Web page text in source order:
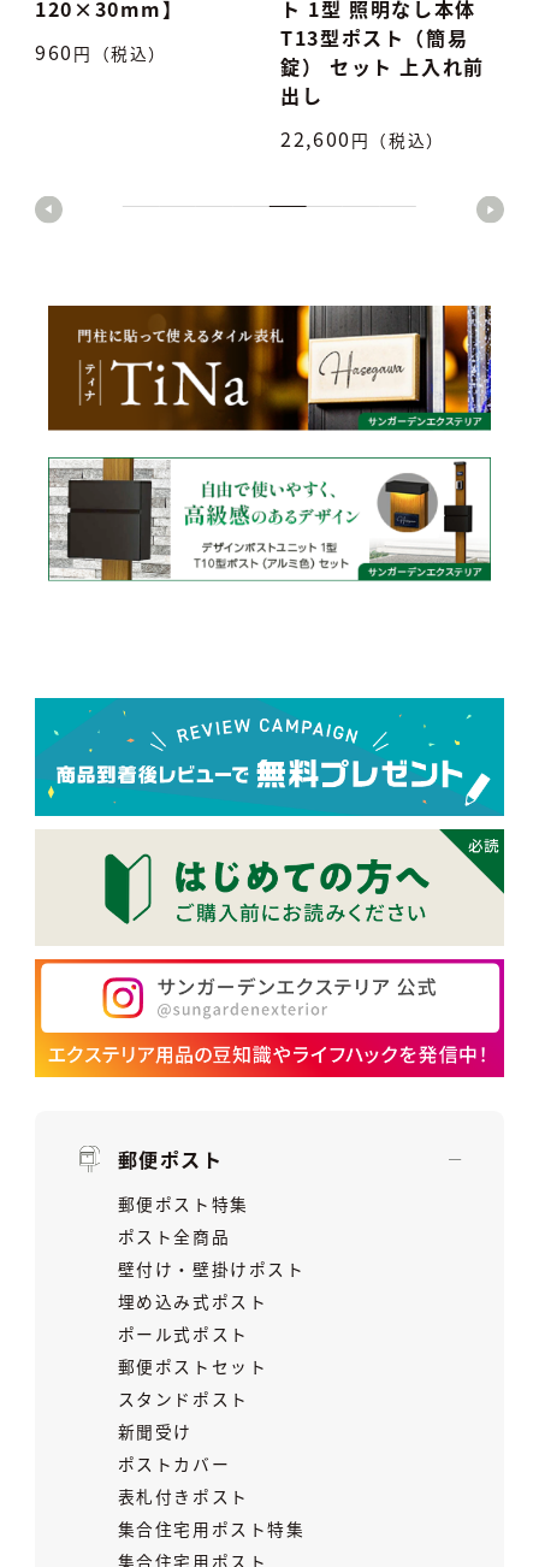
ト 1型 照明なし本体
錠） セット 上入れ前
ナ
7,500円（税込）
郵便ポスト
郵便ポスト特集
ポスト全商品
壁付け・壁掛けポスト
埋め込み式ポスト
ポール式ポスト
郵便ポストセット
スタンドポスト
新聞受け
ポストカバー
表札付きポスト
集合住宅用ポスト特集
集合住宅用ポスト